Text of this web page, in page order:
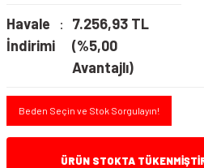
Havale
İndirimi
7.256,93 TL
(%5,00
Avantajlı)
Beden Seçin ve Stok Sorgulayın!
ÜRÜN STOKTA